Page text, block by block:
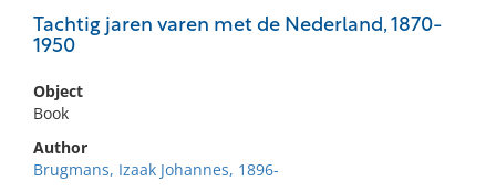
Tachtig jaren varen met de Nederland, 1870-
1950
Object
Book
Author
Brugmans, Izaak Johannes, 1896-